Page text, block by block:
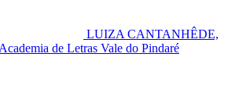
LUIZA CANTANHÊDE,
de Letras Vale do Pindaré